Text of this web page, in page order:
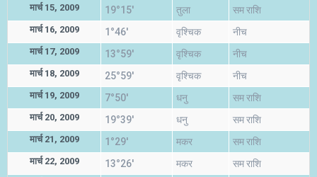
मार्च 15, 2009 19°15' तुला सम राशि
मार्च 16, 2009 1°46' वृश्चिक नीच
मार्च 17, 2009 13°59' वृश्चिक नीच
मार्च 18, 2009 25°59' वृश्चिक नीच
मार्च 19, 2009 7°50' धनु सम राशि
मार्च 20, 2009 19°39' धनु सम राशि
मार्च 21, 2009 1°29' मकर सम राशि
मार्च 22, 2009 13°26' मकर सम राशि